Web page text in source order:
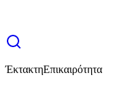
ΈκτακτηΕπικαιρότητα